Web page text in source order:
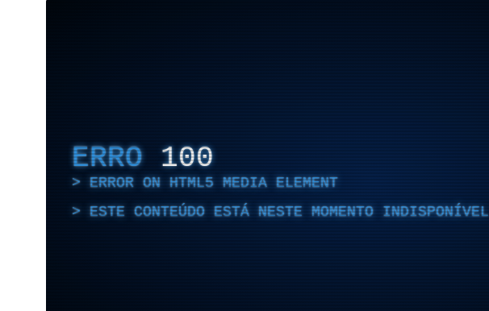
ERRO 100
ERROR ON HTML5 MEDIA ELEMENT
ESTE CONTEÚDO ESTÁ NESTE MOMENTO INDISPONÍVEL